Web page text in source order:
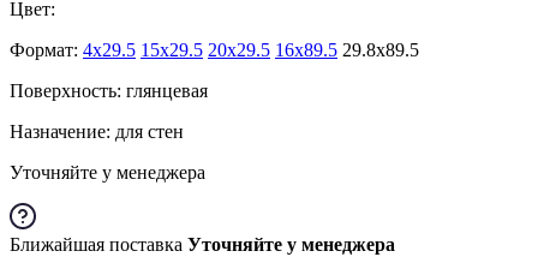
Цвет:
Формат: 4x29.5 15x29.5 20x29.5 16x89.5 29.8x89.5
Поверхность: глянцевая
Назначение: для стен
Уточняйте у менеджера
Ближайшая поставка Уточняйте у менеджера